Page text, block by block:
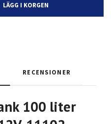
LÄGG I KORGEN
RECENSIONER
100 liter